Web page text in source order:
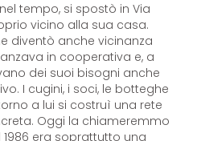
tempo, si spostò in Via
vicino alla sua casa.
diventò anche vicinanza
in cooperativa e, a
dei suoi bisogni anche
I cugini, i soci, le botteghe
a lui si costruì una rete
Oggi la chiameremmo
1986 era soprattutto una